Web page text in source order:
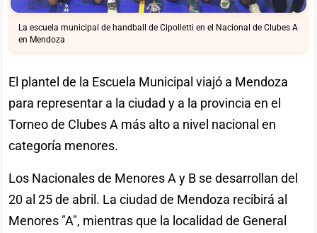
La escuela municipal de handball de Cipolletti en el Nacional de Clubes A
en Mendoza
El plantel de la Escuela Municipal viajó a Mendoza
para representar a la ciudad y a la provincia en el
Torneo de Clubes A más alto a nivel nacional en
categoría menores.
Los Nacionales de Menores A y B se desarrollan del
20 al 25 de abril. La ciudad de Mendoza recibirá al
Menores "A", mientras que la localidad de General